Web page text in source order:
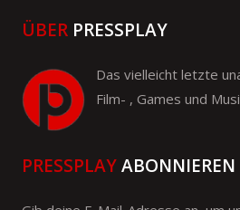
ÜBER PRESSPLAY
Das vielleicht letzte
Film- , Games und
PRESSPLAYABONNIEREN